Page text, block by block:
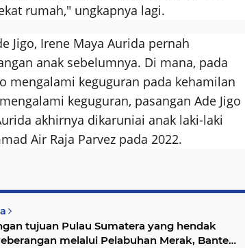
rumah," ungkapnya lagi.
Jigo, Irene Maya Aurida pernah
anak sebelumnya. Di mana, pada
mengalami keguguran pada kehamilan
keguguran, pasangan Ade Jigo
akhirnya dikaruniai anak laki-laki
Air Raja Parvez pada 2022.
tujuan Pulau Sumatera yang hendak
melalui Pelabuhan Merak, Banten